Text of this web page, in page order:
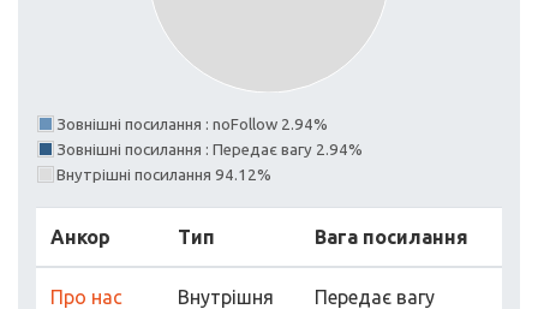
Зовнішні посилання : noFollow 2.94%
Зовнішні посилання : Передає вагу 2.94%
Внутрішні посилання 94.12%
Анкор Тип Вага посилання
Про нас Внутрішня Передає вагу